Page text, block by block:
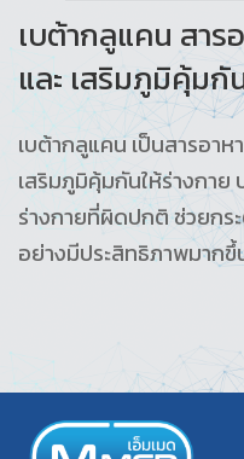
เบต้ากลูแคน สาร
และ เสริมภูมิคุ้มกั
เบต้ากลูแคน เป็นสารอา
เสริมภูมิคุ้มกันให้ร่างกา
ร่างกายที่ผิดปกติ ช่วยกร
อย่างมีประสิทธิภาพมากขึ้